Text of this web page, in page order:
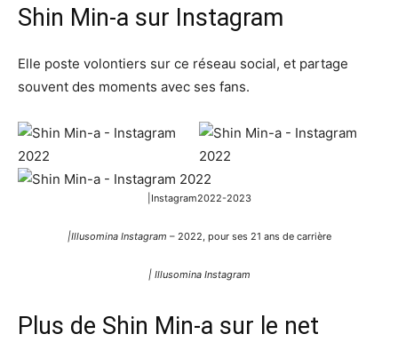
Shin Min-a sur Instagram
Elle poste volontiers sur ce réseau social, et partage
souvent des moments avec ses fans.
|Instagram2022-2023
|Illusomina Instagram – 2022, pour ses 21 ans de carrière
| Illusomina Instagram
Plus de Shin Min-a sur le net